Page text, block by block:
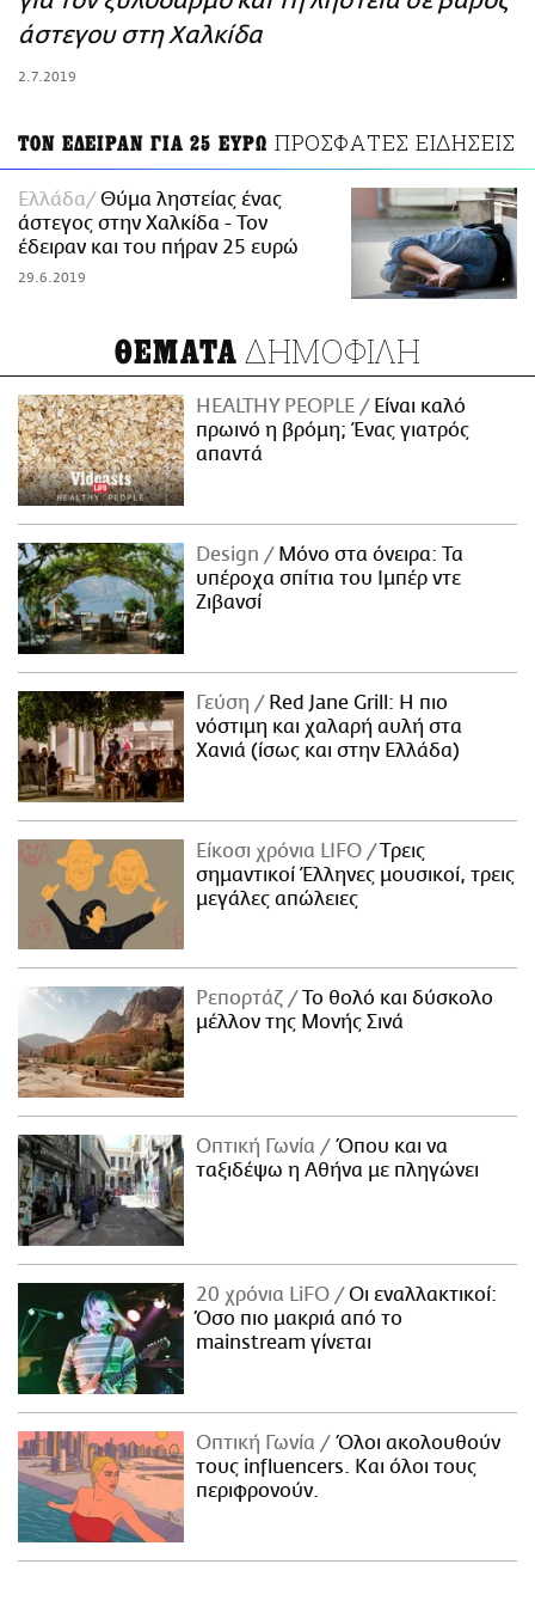
ΑΜΠΑ
άστεγου στη Χαλκίδα
2.7.2019
ΤΟΝ ΕΔΕΙΡΑΝ ΓΙΑ 25 ΕΥΡΩ ΠΡΟΣΦΑΤΕΣ ΕΙΔΗΣΕΙΣ
Ελλάδα
Θύμα ληστείας ένας
άστεγος στην Χαλκίδα - Τον
έδειραν και του πήραν 25 ευρώ
29.6.2019
ΘΕΜΑΤΑ ΔΗΜΟΦΙΛΗ
HEALTHY PEOPLE
Είναι καλό
πρωινό η βρόμη; Ένας γιατρός
απαντά
Design
Μόνο στα όνειρα: Τα
υπέροχα σπίτια του Ιμπέρ ντε
Ζιβανσί
Γεύση
Red Jane Grill: Η πιο
νόστιμη και χαλαρή αυλή στα
Χανιά (ίσως και στην Ελλάδα)
Είκοσι χρόνια LIFO
Tρεις
σημαντικοί Έλληνες μουσικοί, τρεις
μεγάλες απώλειες
Ρεπορτάζ
Το θολό και δύσκολο
μέλλον της Μονής Σινά
Οπτική Γωνία
Όπου και να
ταξιδέψω η Αθήνα με πληγώνει
20 χρόνια LiFO
Οι εναλλακτικοί:
Όσο πιο μακριά από το
mainstream γίνεται
Οπτική Γωνία
Όλοι ακολουθούν
τους influencers. Και όλοι τους
περιφρονούν.